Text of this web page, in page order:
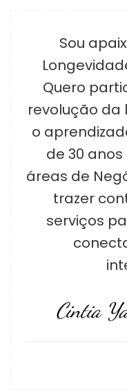
Sou
Quero
revolução da
o
de 30
áreas de
trazer
serviços
Cintia